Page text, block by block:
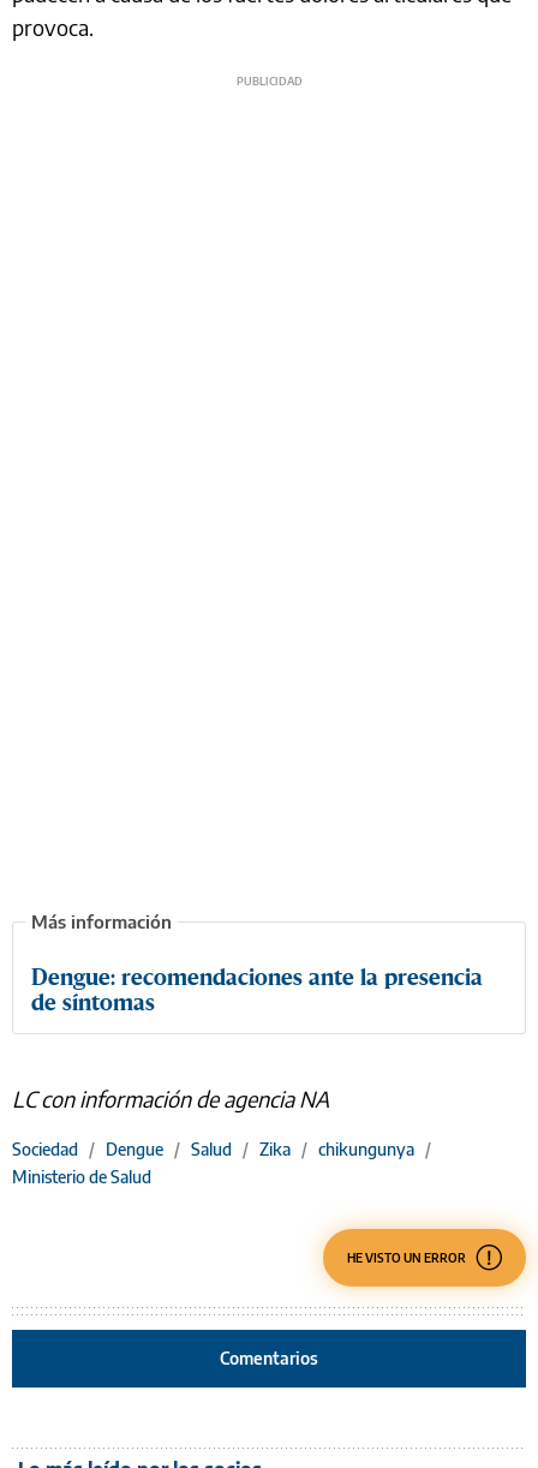
provoca.
Dengue: recomendaciones ante la presencia
de síntomas
LC con información de agencia NA
Sociedad / Dengue / Salud / Zika / chikungunya /
Ministerio de Salud
HE VISTO UN ERROR
Comentarios